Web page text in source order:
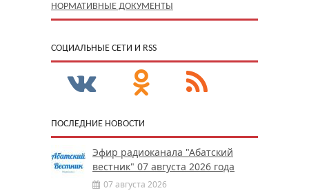
НОРМАТИВНЫЕ ДОКУМЕНТЫ
CОЦИАЛЬНЫЕ СЕТИ И RSS
ПОСЛЕДНИЕ НОВОСТИ
Эфир радиоканала "Абатский
вестник" 07 августа 2026 года
07 августа 2026